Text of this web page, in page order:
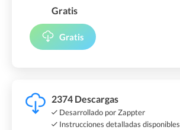
Gratis
Gratis
2374 Descargas
Desarrollado por Zappter
Instrucciones detalladas disponibles